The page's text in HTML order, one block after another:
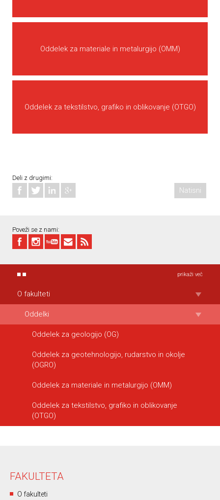
Oddelek za materiale in metalurgijo (OMM)
Oddelek za tekstilstvo, grafiko in oblikovanje (OTGO)
Deli z drugimi:
Natisni
Poveži se z nami:
prikaži več
O fakulteti
Oddelki
Oddelek za geologijo (OG)
Oddelek za geotehnologijo, rudarstvo in okolje
(OGRO)
Oddelek za materiale in metalurgijo (OMM)
Oddelek za tekstilstvo, grafiko in oblikovanje
(OTGO)
FAKULTETA
O fakulteti